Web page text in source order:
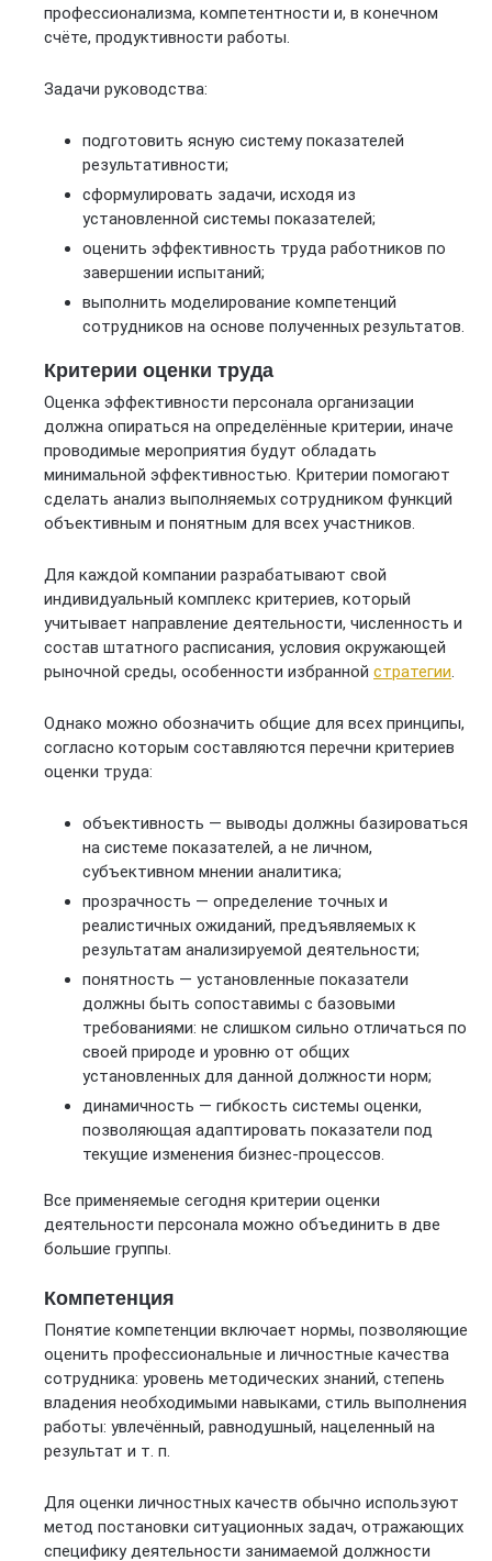
профессионализма, компетентности и, в конечном
счёте, продуктивности работы.
Задачи руководства:
подготовить ясную систему показателей
результативности;
сформулировать задачи, исходя из
установленной системы показателей;
оценить эффективность труда работников по
завершении испытаний;
выполнить моделирование компетенций
сотрудников на основе полученных результатов.
Критерии оценки труда
Оценка эффективности персонала организации
должна опираться на определённые критерии, иначе
проводимые мероприятия будут обладать
минимальной эффективностью. Критерии помогают
сделать анализ выполняемых сотрудником функций
объективным и понятным для всех участников.
Для каждой компании разрабатывают свой
индивидуальный комплекс критериев, который
учитывает направление деятельности, численность и
состав штатного расписания, условия окружающей
рыночной среды, особенности избранной стратегии.
Однако можно обозначить общие для всех принципы,
согласно которым составляются перечни критериев
оценки труда:
объективность — выводы должны базироваться
на системе показателей, а не личном,
субъективном мнении аналитика;
прозрачность — определение точных и
реалистичных ожиданий, предъявляемых к
результатам анализируемой деятельности;
понятность — установленные показатели
должны быть сопоставимы с базовыми
требованиями: не слишком сильно отличаться по
своей природе и уровню от общих
установленных для данной должности норм;
динамичность — гибкость системы оценки,
позволяющая адаптировать показатели под
текущие изменения бизнес-процессов.
Все применяемые сегодня критерии оценки
деятельности персонала можно объединить в две
большие группы.
Компетенция
Понятие компетенции включает нормы, позволяющие
оценить профессиональные и личностные качества
сотрудника: уровень методических знаний, степень
владения необходимыми навыками, стиль выполнения
работы: увлечённый, равнодушный, нацеленный на
результат и т. п.
Для оценки личностных качеств обычно используют
метод постановки ситуационных задач, отражающих
специфику деятельности занимаемой должности